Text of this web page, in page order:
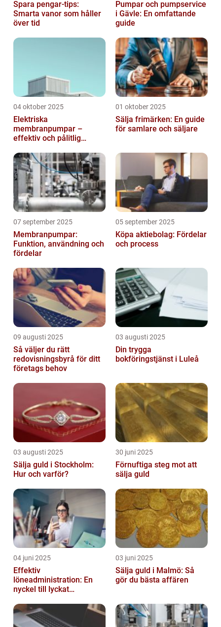
Spara pengar-tips:
Smarta vanor som håller
över tid
Pumpar och pumpservice
i Gävle: En omfattande
guide
04 oktober 2025
Elektriska
membranpumpar –
effektiv och pålitlig
01 oktober 2025
Sälja frimärken: En guide
för samlare och säljare
07 september 2025
Membranpumpar:
Funktion, användning och
fördelar
05 september 2025
Köpa aktiebolag: Fördelar
och process
09 augusti 2025
Så väljer du rätt
redovisningsbyrå för ditt
företags behov
03 augusti 2025
Din trygga
bokföringstjänst i Luleå
03 augusti 2025
Sälja guld i Stockholm:
Hur och varför?
30 juni 2025
Förnuftiga steg mot att
sälja guld
04 juni 2025
Effektiv
löneadministration: En
nyckel till lyckat
03 juni 2025
Sälja guld i Malmö: Så
gör du bästa affären